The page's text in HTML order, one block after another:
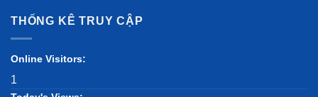
THỐNG KÊ TRUY CẬP
Online Visitors:
1